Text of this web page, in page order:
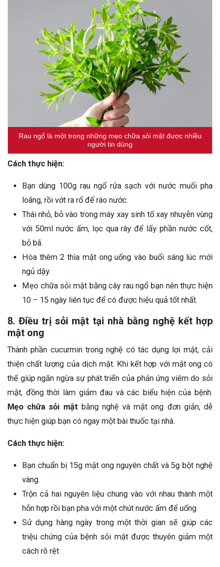
Rau ngổ là một trong những mẹo chữa sỏi mật được nhiều
người tin dùng
Cách thực hiện:
Bạn dùng 100g rau ngổ rửa sạch với nước muối pha
loãng, rồi vớt ra rổ để ráo nước.
Thái nhỏ, bỏ vào trong máy xay sinh tố xay nhuyễn vùng
với 50ml nước ấm, lọc qua rây để lấy phần nước cốt,
bỏ bã.
Hòa thêm 2 thìa mật ong uống vào buổi sáng lúc mới
ngủ dậy.
Mẹo chữa sỏi mật bằng cây rau ngổ bạn nên thực hiện
10 – 15 ngày liên tục để có được hiệu quả tốt nhất.
8. Điều trị sỏi mật tại nhà bằng nghệ kết hợp
mật ong
Thành phần cucurmin trong nghệ có tác dụng lợi mật, cải
thiện chất lượng của dịch mật. Khi kết hợp với mật ong có
thể giúp ngăn ngừa sự phát triển của phản ứng viêm do sỏi
mật, đồng thời làm giảm đau và các biểu hiện của bệnh.
Mẹo chữa sỏi mật bằng nghệ và mật ong đơn giản, dễ
thực hiện giúp bạn có ngay một bài thuốc tại nhà.
Cách thực hiện:
Bạn chuẩn bị 15g mật ong nguyên chất và 5g bột nghệ
vàng.
Trộn cả hai nguyên liệu chung vào với nhau thành một
hỗn hợp rồi bạn pha với một chút nước ấm để uống.
Sử dụng hàng ngày trong một thời gian sẽ giúp các
triệu chứng của bệnh sỏi mật được thuyên giảm một
cách rõ rệt.